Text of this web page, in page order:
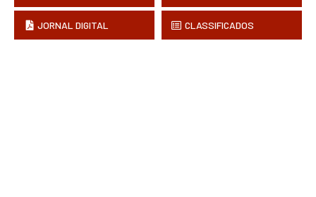
JORNAL DIGITAL CLASSIFICADOS